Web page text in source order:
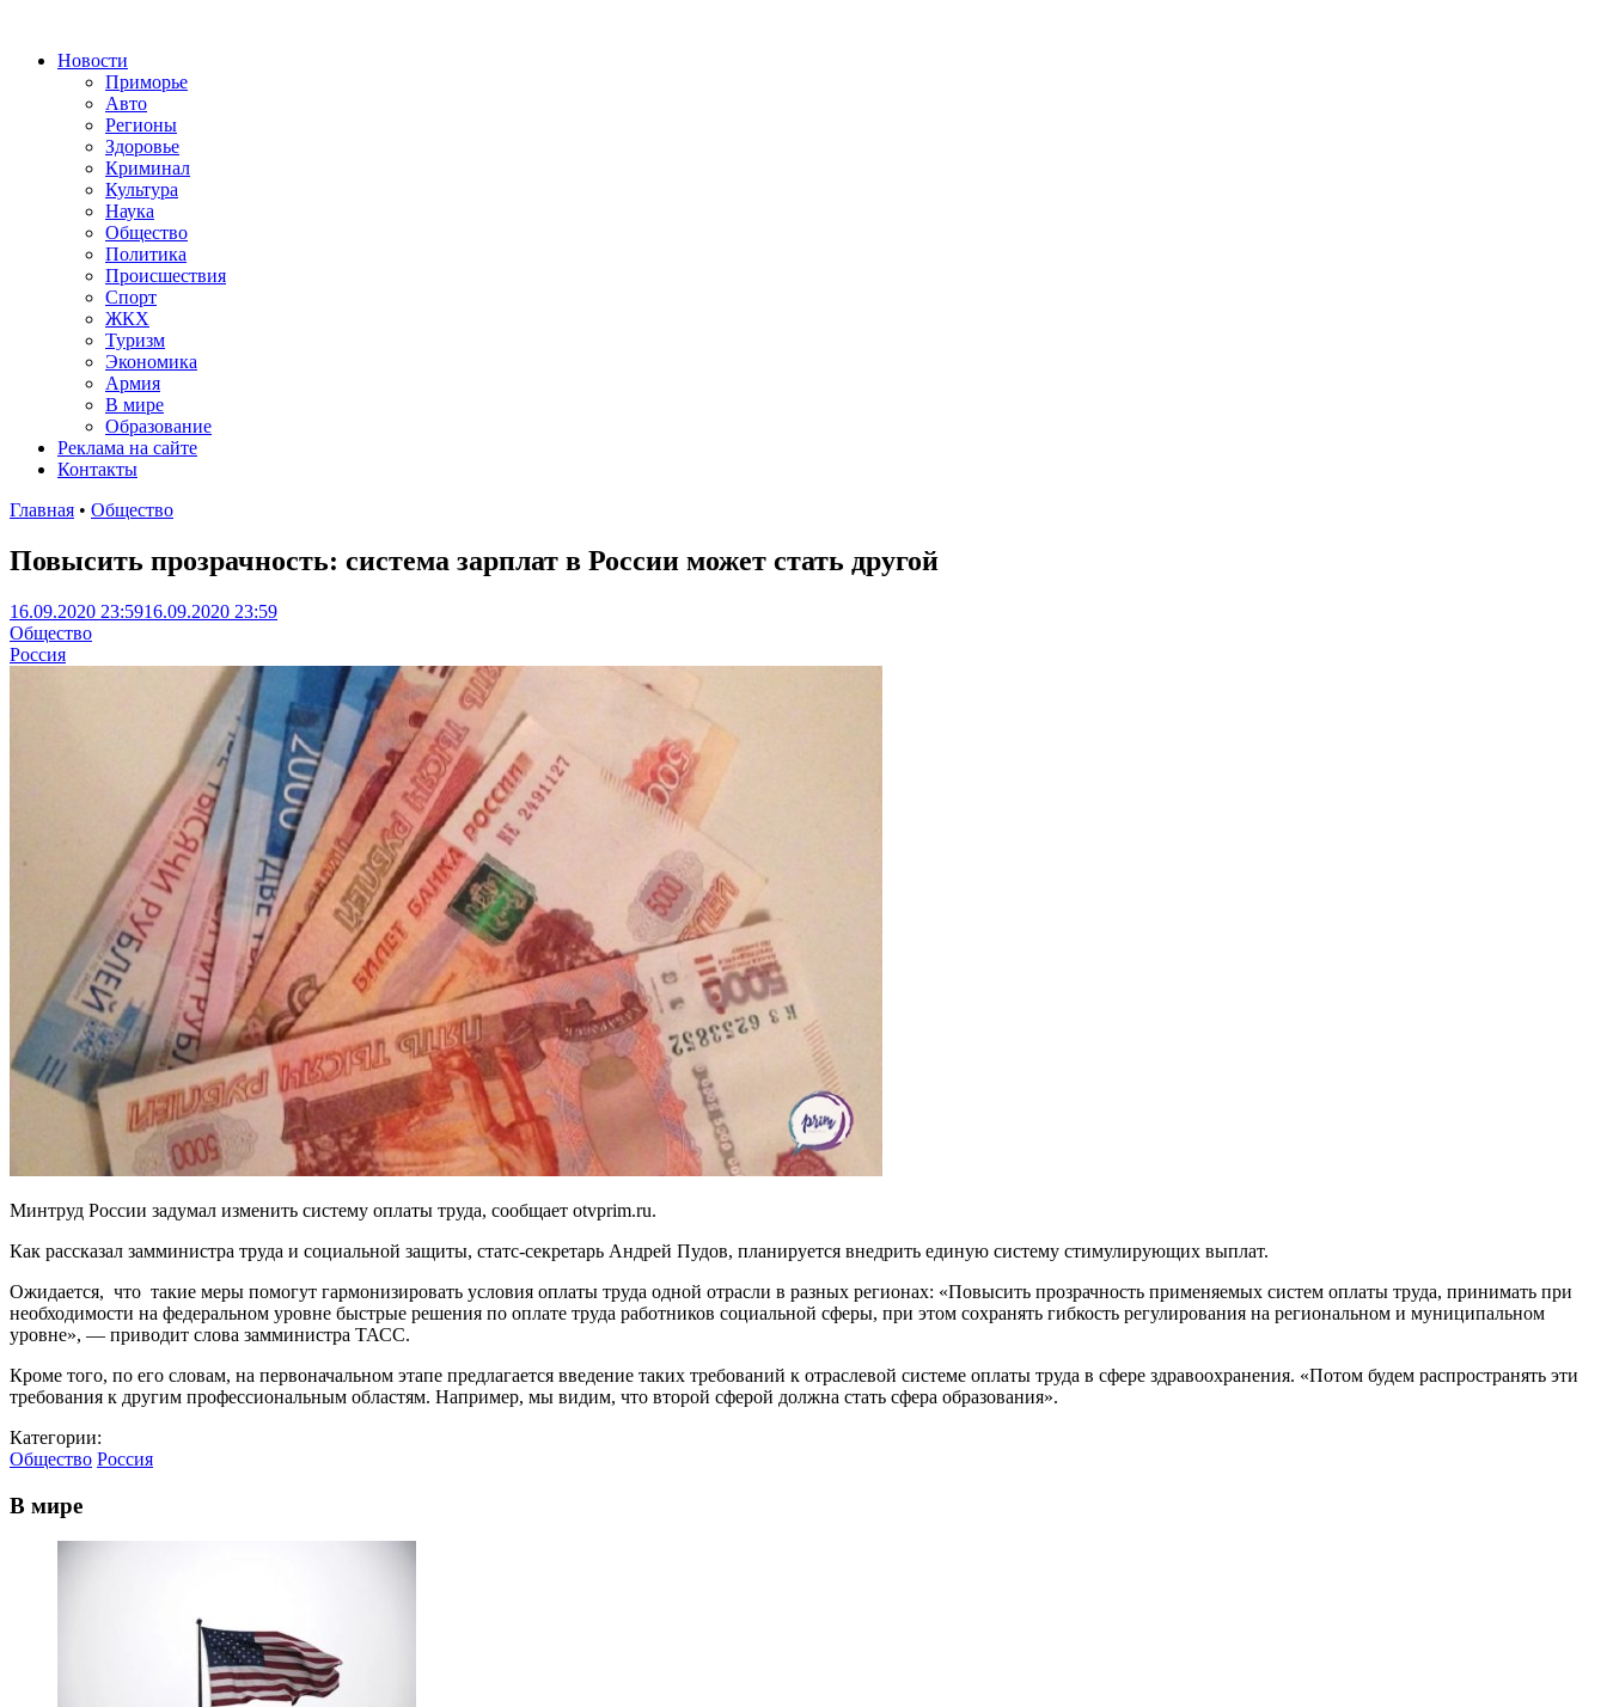
Новости
Приморье
Авто
Регионы
Здоровье
Криминал
Культура
Наука
Общество
Политика
Происшествия
Спорт
ЖКХ
Туризм
Экономика
Армия
В мире
Образование
Реклама на сайте
Контакты
Главная • Общество
Повысить прозрачность: система зарплат в России может стать другой
16.09.2020 23:5916.09.2020 23:59
Общество
Россия
Минтруд России задумал изменить систему оплаты труда, сообщает otvprim.ru.
Как рассказал замминистра труда и социальной защиты, статс-секретарь Андрей Пудов, планируется внедрить единую систему стимулирующих выплат.
Ожидается, что такие меры помогут гармонизировать условия оплаты труда одной отрасли в разных регионах: «Повысить прозрачность применяемых систем оплаты труда, принимать при
необходимости на федеральном уровне быстрые решения по оплате труда работников социальной сферы, при этом сохранять гибкость регулирования на региональном и муниципальном
уровне», — приводит слова замминистра ТАСС.
Кроме того, по его словам, на первоначальном этапе предлагается введение таких требований к отраслевой системе оплаты труда в сфере здравоохранения. «Потом будем распространять эти
требования к другим профессиональным областям. Например, мы видим, что второй сферой должна стать сфера образования».
Категории:
Общество Россия
В мире